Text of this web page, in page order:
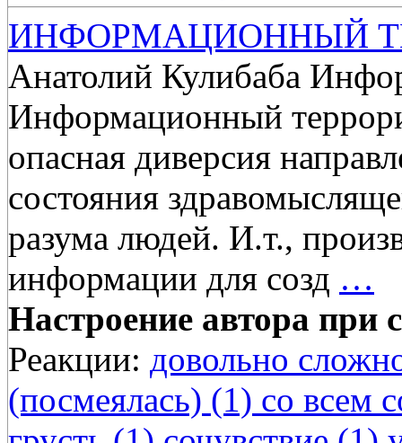
ИНФОРМАЦИОННЫЙ
Анатолий Кулибаба
Информационный
опасная диверсия
состояния
разума людей. И.т.,
информации для созд …
Настроение автора при
Реакции: довольно
(посмеялась) (1) со всем